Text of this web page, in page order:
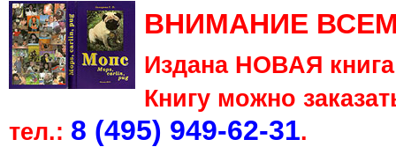
ВНИМАНИЕ
Издана НОВАЯ
Книгу можно
тел.: 8 (495) 949-62-31.